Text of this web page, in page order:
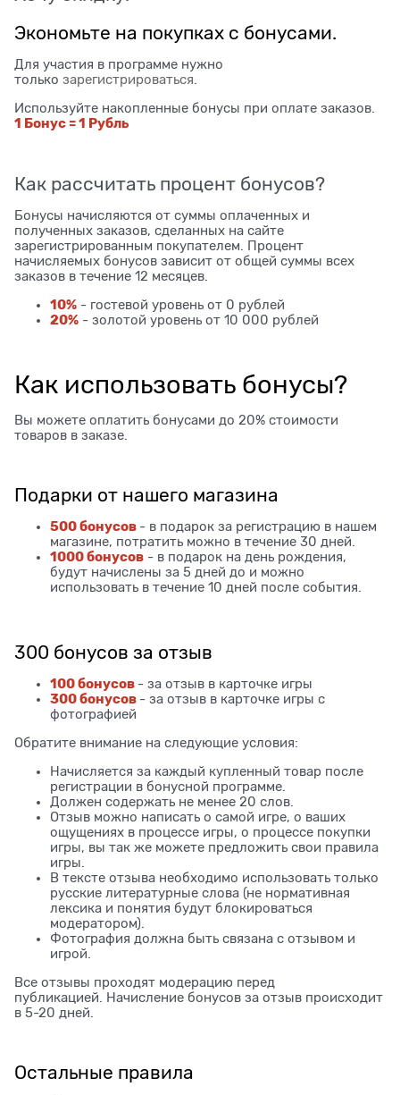
Экономьте на покупках с бонусами.
Для участия в программе нужно
только зарегистрироваться
Используйте накопленные бонусы при оплате заказов.
1 Бонус = 1 Рубль
Как рассчитать процент бонусов?
Бонусы начисляются от суммы оплаченных и
полученных заказов, сделанных на сайте
зарегистрированным покупателем. Процент
начисляемых бонусов зависит от общей суммы всех
заказов в течение 12 месяцев.
10% - гостевой уровень от 0 рублей
20% - золотой уровень от 10 000 рублей
Как использовать бонусы?
Вы можете оплатить бонусами до 20% стоимости
товаров в заказе.
Подарки от нашего магазина
500 бонусов - в подарок за регистрацию в нашем
магазине, потратить можно в течение 30 дней.
1000 бонусов - в подарок на день рождения,
будут начислены за 5 дней до и можно
использовать в течение 10 дней после события.
300 бонусов за отзыв
100 бонусов - за отзыв в карточке игры
300 бонусов - за отзыв в карточке игры с
фотографией
Обратите внимание на следующие условия:
Начисляется за каждый купленный товар после
регистрации в бонусной программе.
Должен содержать не менее 20 слов.
Отзыв можно написать о самой игре, о ваших
ощущениях в процессе игры, о процессе покупки
игры, вы так же можете предложить свои правила
игры.
В тексте отзыва необходимо использовать только
русские литературные слова (не нормативная
лексика и понятия будут блокироваться
модератором).
Фотография должна быть связана с отзывом и
игрой.
Все отзывы проходят модерацию перед
публикацией. Начисление бонусов за отзыв происходит
в 5-20 дней.
Остальные правила